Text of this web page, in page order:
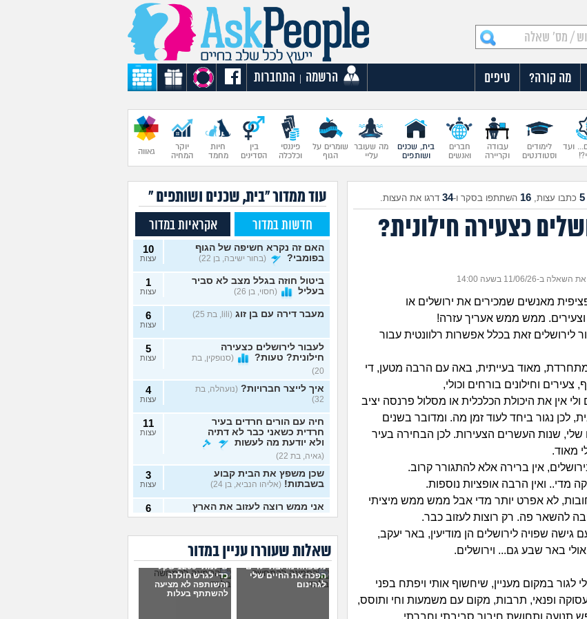
מה קורה? טיפים הרשמה התחברות
ועד
לימודים
וסטודנטים
עבודה
וקריירה
חברים
ואנשים
בית, שכנים
ושותפים
מה שעובר
עליי
שומרים על
הגוף
פיננסי
וכלכלה
בין
הסדינים
חיות
מחמד
יוקר
המחיה
גאווה
5 כתבו עצות, 16 השתתפו בסקר ו-34 דרגו את העצות.
כצעירה חילונית?
ב-11/06/26 בשעה 14:00
מאנשים שמכירים את ירושלים או
וצעירים. ממש ממש אעריך עזרה!
לירושלים זאת בכלל אפשרות רלוונטית עבור
מתחרדת, מאוד בעייתית, באה עם הרבה מטען, די
צעירים וחילונים בורחים וכולי,
ולי אין את היכולת הכלכלית או מסלול פרנסה יציב
לכן נגור ביחד לעוד זמן מה. ומדובר בשנים
שנות העשרים הצעירות. לכן הבחירה בעיר
מאוד.
אין ברירה אלא להתגורר קרוב.
מדי.. ואין הרבה אופציות נוספות.
לא אפרט יותר מדי אבל ממש ממש מיציתי
להשאר פה. רק רוצות לעזוב כבר.
גישה שפויה לירושלים הן מודיעין, באר יעקב,
באר שבע גם... וירושלים.
לגור במקום מעניין, שיחשוף אותי ויפתח בפני
ופנאי, תרבות, מקום עם משמעות וחי ותוסס,
תנועה ותחושת חיבור סביבתי וחברתי.
עוד ממדור "בית, שכנים ושותפים "
חדשות במדור אקראיות במדור
האם זה נקרא חשיפה של הגוף
בפומבי?
(בחור ישיבה, בן 22)
10
עצות
ביטול חוזה בגלל מצב לא סביר
בעליל
(חסוי, בן 26)
1
עצות
מעבר דירה עם בן זוג (lili, בת 25) 6
עצות
לעבור לירושלים כצעירה
חילונית? טעות?
(סנופקין, בת
20)
5
עצות
איך לייצר חברויות? (נועהלה, בת
32)
4
עצות
חיה עם הורים חרדים בעיר
חרדית כשאני כבר לא דתיה
ולא יודעת מה לעשות
(גאיה, בת 22)
11
עצות
שכן משפץ את הבית קבוע
בשבתות! (אליהו הנביא, בן 24)
3
עצות
אני ממש רוצה לעזוב את הארץ
(Noa, בת 20)
6
עצות
כל הזמן? (יוחאי, בן 30)
שווה להשקיע במערכת סינון
מים? (אנונימי, בן 43) עצות
שאלות שעוררו עניין במדור
משפחה מרובת ילדים
הפכה את החיים שלי
לגהינום
שילמתי 1200 שקל
כדי לגרש חולדה
והשותפה לא מציעה
להשתתף בעלות